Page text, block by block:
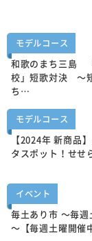
モデルコース
和歌のまち三島
校」短歌対決 ～
ち…
モデルコース
【2024年 新商品
タスポット！せ
イベント
毎土あり市 ～毎
～【毎週土曜開催